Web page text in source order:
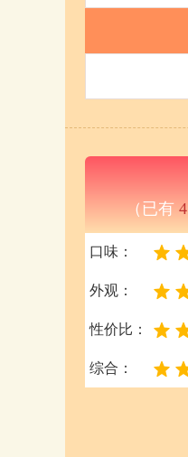
（已有 4
口味：
外观：
性价比：
综合：